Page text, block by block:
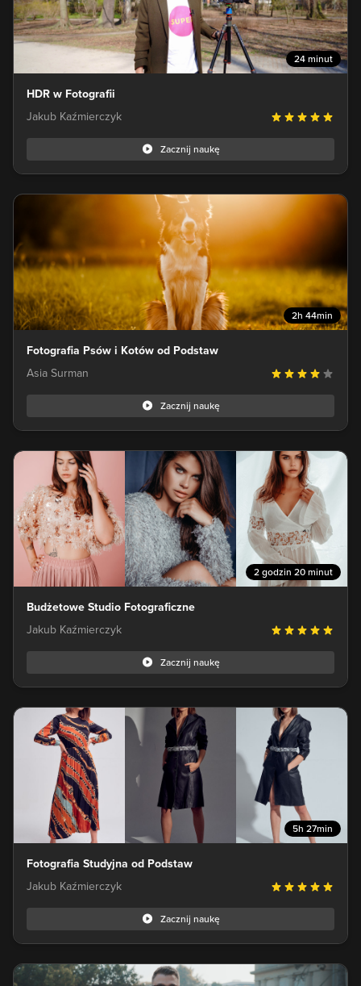
24 minut
HDR w Fotografii
Jakub Kaźmierczyk
Zacznij naukę
2h 44min
Fotografia Psów i Kotów od Podstaw
Asia Surman
Zacznij naukę
2 godzin 20 minut
Budżetowe Studio Fotograficzne
Jakub Kaźmierczyk
Zacznij naukę
5h 27min
Fotografia Studyjna od Podstaw
Jakub Kaźmierczyk
Zacznij naukę